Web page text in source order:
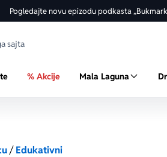
Pogledajte novu epizodu podkasta
% Akcije Mala Laguna
/Edukativni